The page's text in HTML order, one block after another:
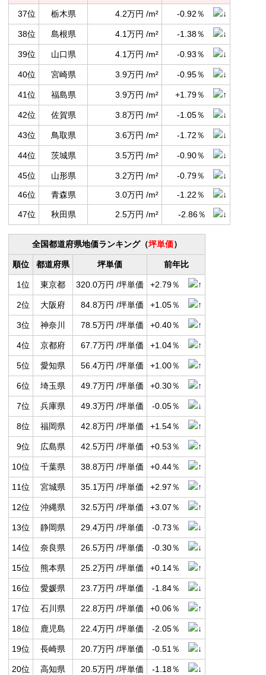
37位 栃木県 4.2万円 /m² -0.92％
38位 島根県 4.1万円 /m² -1.38％
39位 山口県 4.1万円 /m² -0.93％
40位 宮崎県 3.9万円 /m² -0.95％
41位 福島県 3.9万円 /m² +1.79％
42位 佐賀県 3.8万円 /m² -1.05％
43位 鳥取県 3.6万円 /m² -1.72％
44位 茨城県 3.5万円 /m² -0.90％
45位 山形県 3.2万円 /m²
-0.79％
46位
青森県 3.0万円 /m² -1.22％
47位 秋田県 2.5万円 /m² -2.86％
全国都道府県地価ランキング（坪単価）
順位 都道府県 坪単価 前年比
1位 東京都 320.0万円 /坪単価 +2.79％
2位 大阪府 84.8万円 /坪単価 +1.05％
3位 神奈川 78.5万円 /坪単価 +0.40％
4位 京都府 67.7万円 /坪単価 +1.04％
5位 愛知県 56.4万円 /坪単価 +1.00％
6位 埼玉県 49.7万円 /坪単価 +0.30％
7位 兵庫県 49.3万円 /坪単価 -0.05％
8位 福岡県 42.8万円 /坪単価 +1.54％
9位 広島県 42.5万円 /坪単価 +0.53％
10位 千葉県 38.8万円 /坪単価 +0.44％
11位 宮城県 35.1万円 /坪単価 +2.97％
12位 沖縄県 32.5万円 /坪単価 +3.07％
13位 静岡県 29.4万円 /坪単価 -0.73％
14位 奈良県 26.5万円 /坪単価 -0.30％
15位 熊本県 25.2万円 /坪単価 +0.14％
16位 愛媛県 23.7万円 /坪単価 -1.84％
17位 石川県 22.8万円 /坪単価 +0.06％
18位 鹿児島 22.4万円 /坪単価 -2.05％
19位 長崎県 20.7万円 /坪単価 -0.51％
20位 高知県 20.5万円 /坪単価 -1.18％